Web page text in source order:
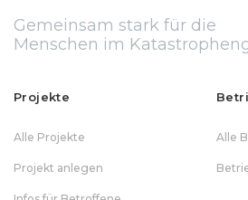
Gemeinsam stark für die
Menschen im
Projekte
Alle Projekte
Projekt anlegen
Alle